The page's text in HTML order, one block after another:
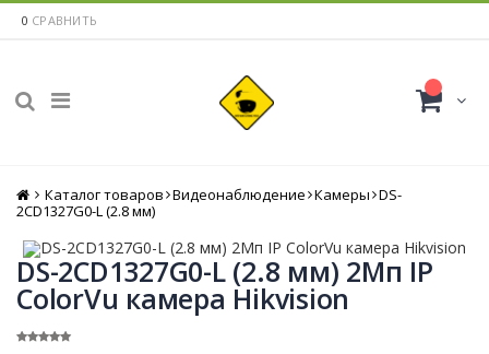
0 СРАВНИТЬ
Главная
Каталог товаров Видеонаблюдение Камеры DS-
2CD1327G0-L (2.8 мм)
DS-2CD1327G0-L (2.8 мм) 2Мп IP
ColorVu камера Hikvision